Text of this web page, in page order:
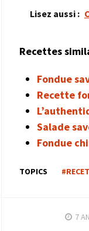
Lisez aussi :
Recettes
Fondue
Recette
Salade
Fondue
TOPICS
7